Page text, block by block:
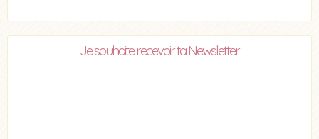
Je souhaite recevoir ta Newsletter